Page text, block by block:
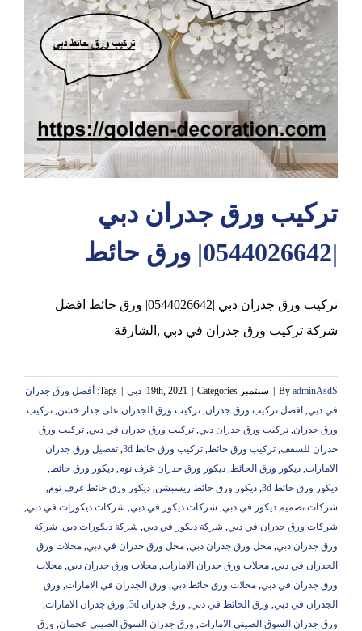
عجمان
تركيب ورق جدران دبي
|0544026642| ورق حائط
تركيب ورق جدران دبي |0544026642| ورق حائط افضل
شركة تركيب ورق جدران في دبي ,الشارقة
By adminAsdS سبتمبر 19th, 2021 Categories: دبي Tags:
أفضل ورق جدران
في دبي, افضل تركيب ورق جدران, تركيب ورق الجدران على جدار خشن, تركيب
ورق جدران, تركيب ورق جدران دبي, تركيب ورق جدران في دبي, تركيب ورق
جدران للسقف, تركيب ورق حائط, تركيب ورق حائط 3d , تفصيل ورق جدران
الامارات, ديكور ورق الحائط, ديكور ورق جدران غرف نوم, ديكور ورق حائط,
ديكور ورق حائط 3d
, ديكور ورق حائط ريسبشن, ديكور ورق حائط غرف نوم,
شركات تصميم ديكور في دبي, شركات ديكور في دبي, شركات ديكورات في دبي,
شركات ورق جدران في دبي, شركة ديكور في دبي, شركة ديكورات دبي, شركة
ورق جدران دبي, محل ورق جدران دبي, محل ورق جدران في دبي, محلات ورق
الجدران في دبي, محلات ورق جدران الامارات, محلات ورق جدران دبي, محلات
ورق جدران في دبي, محلات ورق حائط دبي, ورق الجدران في الامارات, ورق
الجدران في دبي, ورق الحائط في دبي, ورق جدران 3d , ورق جدران الامارات,
ورق جدران السوق الصيني الامارات, ورق جدران السوق الصيني عجمان, ورق